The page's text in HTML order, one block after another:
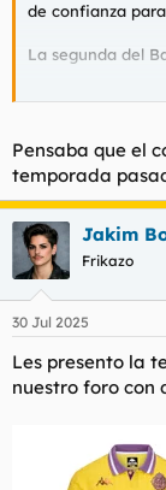
de confianza
La segunda del
Para obtener
página de
Aceptar
Pensaba que el
temporada
Jakim
Frikazo
30 Jul 2025
Les presento la
nuestro foro con